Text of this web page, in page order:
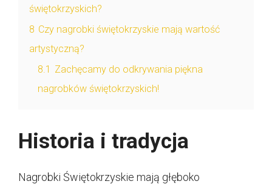
świętokrzyskich?
8 Czy nagrobki świętokrzyskie mają wartość
artystyczną?
8.1 Zachęcamy do odkrywania piękna
nagrobków świętokrzyskich!
Historia i tradycja
Nagrobki Świętokrzyskie mają głęboko